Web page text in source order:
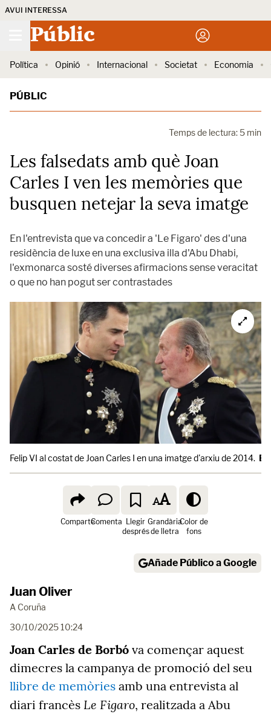
AVUI INTERESSA
Públic
Política Opinió Internacional Societat Economia
PÚBLIC
Temps de lectura: 5 min
Les falsedats amb què Joan
Carles I ven les memòries que
busquen netejar la seva imatge
En l'entrevista que va concedir a 'Le Figaro' des d'una
residència de luxe en una exclusiva illa d'Abu Dhabi,
l'exmonarca sosté diverses afirmacions sense veracitat
o que no han pogut ser contrastades
Felip VI al costat de Joan Carles I en una imatge d'arxiu de 2014.
ComparteComenta Llegir
després
Grandària
de lletra
Color de
fons
Añade Público a Google
Juan Oliver
A Coruña
30/10/2025 10:24
Joan Carles de Borbó va començar aquest
dimecres la campanya de promoció del seu
llibre de memòries amb una entrevista al
diari francès Le Figaro, realitzada a Abu